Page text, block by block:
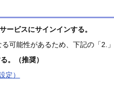
ービスにサインインする。
可能性があるため、下記の「2.
。（推奨）
定）